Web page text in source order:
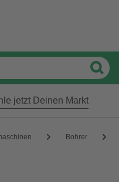
jetzt Deinen Markt
Bohrer